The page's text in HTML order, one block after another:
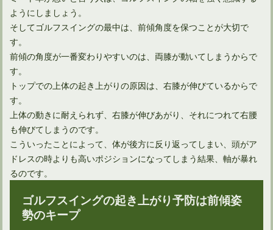
ドライバーの引っ掛けはシャフトの前に確認することがある
ようにしましょう。
そしてゴルフスイングの最中は、前傾角度を保つことが大切で
す。
前傾の角度が一番変わりやすいのは、両膝が動いてしまうからで
す。
トップでの上体の起き上がりの原因は、右膝が伸びているからで
す。
上体の動きに耐えられず、右膝が伸びあがり、それにつれて右腰
も伸びてしまうのです。
こういったことによって、体が後方に反り返ってしまい、頭がア
ドレスの時よりも高いポジションになってしまう結果、軸が暴れ
るのです。
ゴルフスイングの起き上がり予防は前傾姿
勢のキープ